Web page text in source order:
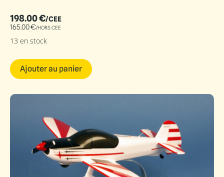
198.00€/CEE
165.00€/HORS CEE
13 en stock
Ajouter au panier